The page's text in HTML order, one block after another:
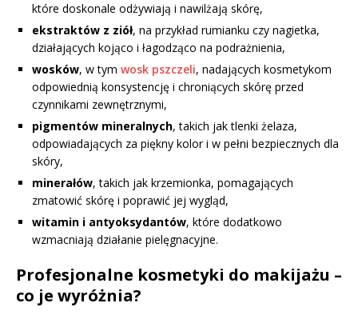
które doskonale odżywiają i nawilżają skórę,
ekstraktów z ziół, na przykład rumianku czy nagietka,
działających kojąco i łagodząco na podrażnienia,
wosków, w tym wosk pszczeli, nadających kosmetykom
odpowiednią konsystencję i chroniących skórę przed
czynnikami zewnętrznymi,
pigmentów mineralnych, takich jak tlenki żelaza,
odpowiadających za piękny kolor i w pełni bezpiecznych dla
skóry,
minerałów, takich jak krzemionka, pomagających
zmatowić skórę i poprawić jej wygląd,
witamin i antyoksydantów, które dodatkowo
wzmacniają działanie pielęgnacyjne.
Profesjonalne kosmetyki do makijażu –
co je wyróżnia?